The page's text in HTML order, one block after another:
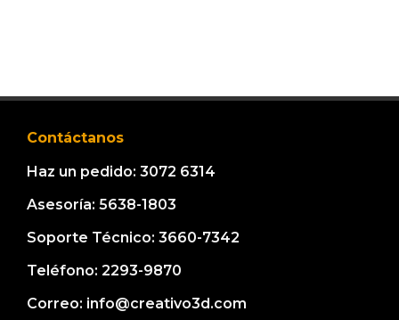
Contáctanos
Haz un pedido: 3072 6314
Asesoría: 5638-1803
Soporte Técnico: 3660-7342
Teléfono: 2293-9870
Correo: info@creativo3d.com